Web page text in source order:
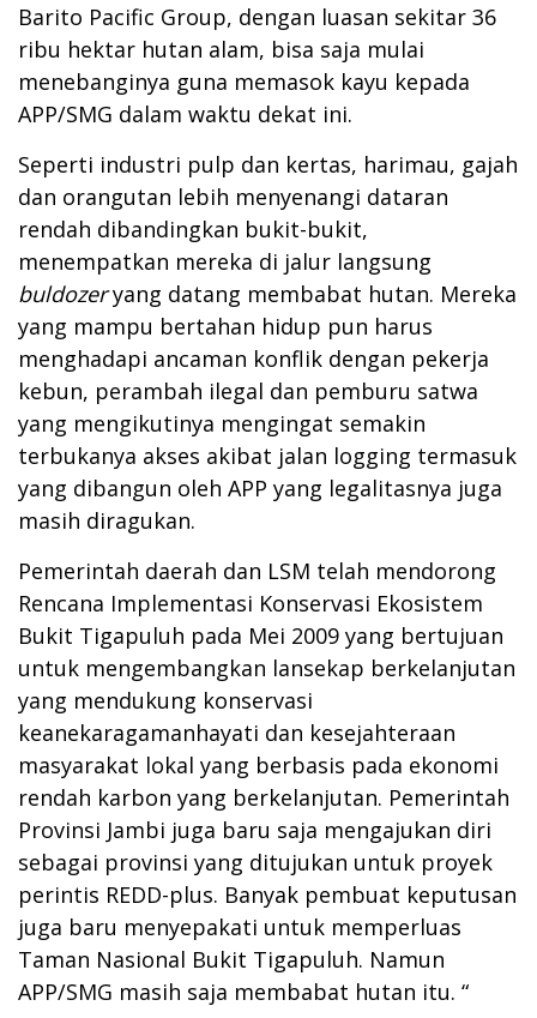
Barito Pacific Group, dengan luasan sekitar 36
ribu hektar hutan alam, bisa saja mulai
menebanginya guna memasok kayu kepada
APP/SMG dalam waktu dekat ini.
Seperti industri pulp dan kertas, harimau, gajah
dan orangutan lebih menyenangi dataran
rendah dibandingkan bukit-bukit,
menempatkan mereka di jalur langsung
buldozeryang datang membabat hutan. Mereka
yang mampu bertahan hidup pun harus
menghadapi ancaman konflik dengan pekerja
kebun, perambah ilegal dan pemburu satwa
yang mengikutinya mengingat semakin
terbukanya akses akibat jalan logging termasuk
yang dibangun oleh APP yang legalitasnya juga
masih diragukan.
Pemerintah daerah dan LSM telah mendorong
Rencana Implementasi Konservasi Ekosistem
Bukit Tigapuluh pada Mei 2009 yang bertujuan
untuk mengembangkan lansekap berkelanjutan
yang mendukung konservasi
keanekaragamanhayati dan kesejahteraan
masyarakat lokal yang berbasis pada ekonomi
rendah karbon yang berkelanjutan. Pemerintah
Provinsi Jambi juga baru saja mengajukan diri
sebagai provinsi yang ditujukan untuk proyek
perintis REDD-plus. Banyak pembuat keputusan
juga baru menyepakati untuk memperluas
Taman Nasional Bukit Tigapuluh. Namun
APP/SMG masih saja membabat hutan itu. “